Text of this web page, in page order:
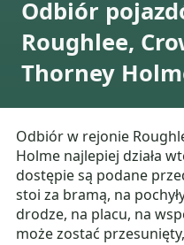
Odbiór
Roughlee,
Thorney
Odbiór w rejonie
Holme najlepiej działa
dostępie są podane
stoi za bramą, na
drodze, na placu, na
może zostać